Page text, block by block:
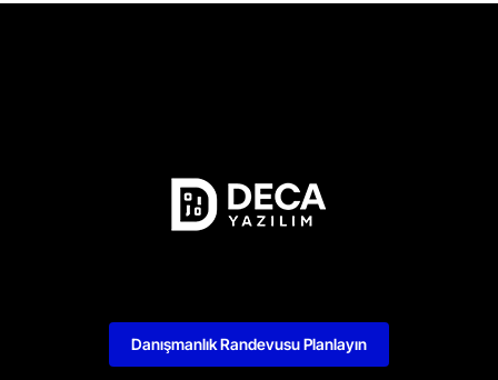
Danışmanlık Randevusu Planlayın